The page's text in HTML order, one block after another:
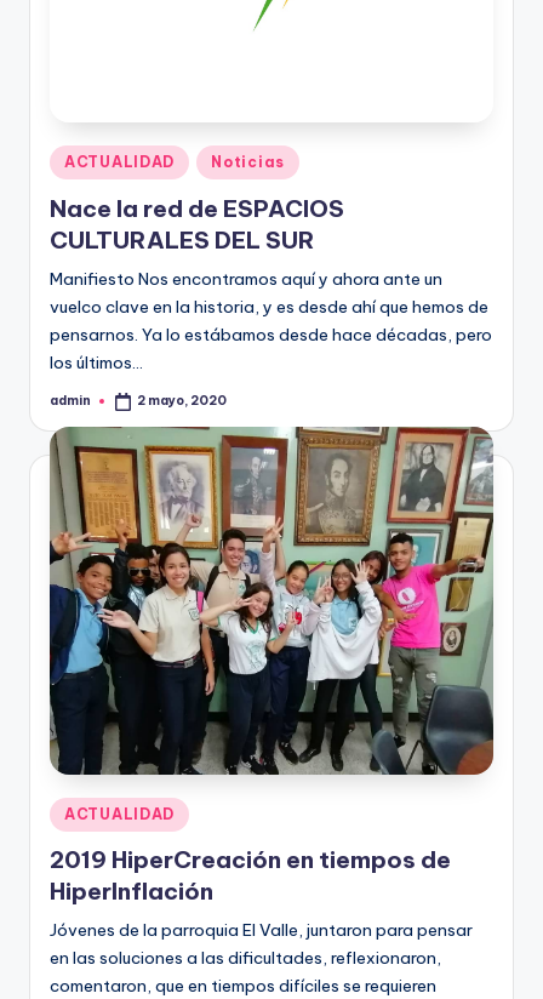
Publicado
en
ACTUALIDAD Noticias
Nace la red de ESPACIOS
CULTURALES DEL SUR
Manifiesto Nos encontramos aquí y ahora ante un
vuelco clave en la historia, y es desde ahí que hemos de
pensarnos. Ya lo estábamos desde hace décadas, pero
los últimos…
Publicado
admin 2 mayo, 2020
Publicado
en
ACTUALIDAD
2019 HiperCreación en tiempos de
HiperInflación
Jóvenes de la parroquia El Valle, juntaron para pensar
en las soluciones a las dificultades, reflexionaron,
comentaron, que en tiempos difíciles se requieren